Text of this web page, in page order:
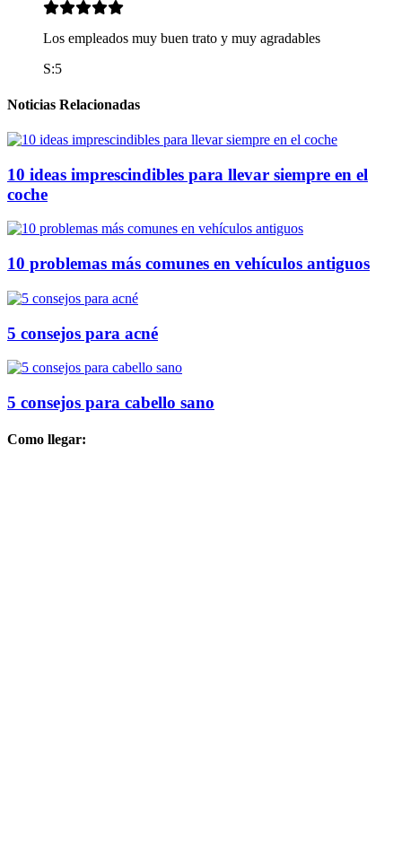
Los empleados muy buen trato y muy agradables
S:5
Noticias Relacionadas
10 ideas imprescindibles para llevar siempre en el
coche
10 problemas más comunes en vehículos antiguos
5 consejos para acné
5 consejos para cabello sano
Como llegar: